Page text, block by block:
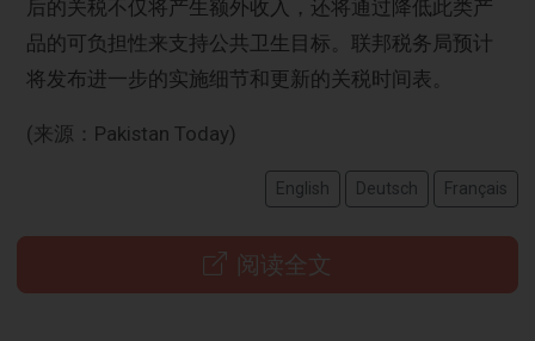
后的关税不仅将产生额外收入，还将通过降低此类产
品的可负担性来支持公共卫生目标。联邦税务局预计
将发布进一步的实施细节和更新的关税时间表。
(来源：Pakistan Today)
English Deutsch Français
阅读全文